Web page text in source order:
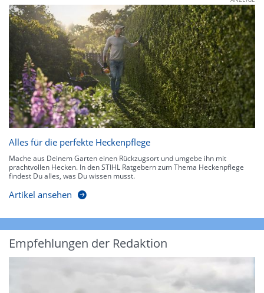
Alles für die perfekte Heckenpflege
Mache aus Deinem Garten einen Rückzugsort und umgebe ihn mit
prachtvollen Hecken. In den STIHL Ratgebern zum Thema Heckenpflege
findest Du alles, was Du wissen musst.
Artikel ansehen
Empfehlungen der Redaktion